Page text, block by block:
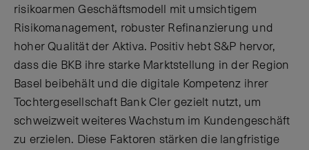
risikoarmen Geschäftsmodell mit umsichtigem
Risikomanagement, robuster Refinanzierung und
hoher Qualität der Aktiva. Positiv hebt S&P hervor,
dass die BKB ihre starke Marktstellung in der Region
Basel beibehält und die digitale Kompetenz ihrer
Tochtergesellschaft Bank Cler gezielt nutzt, um
schweizweit weiteres Wachstum im Kundengeschäft
zu erzielen. Diese Faktoren stärken die langfristige